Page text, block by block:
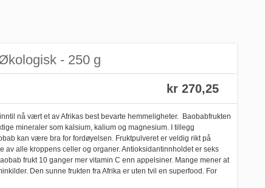
- 250 g
kr 270,25
nå vært et av Afrikas best bevarte hemmeligheter. Baobabfrukten
mineraler som kalsium, kalium og magnesium. I tillegg
kan være bra for fordøyelsen. Fruktpulveret er veldig rikt på
av alle kroppens celler og organer. Antioksidantinnholdet er seks
frukt 10 ganger mer vitamin C enn appelsiner. Mange mener at
Den sunne frukten fra Afrika er uten tvil en superfood. For